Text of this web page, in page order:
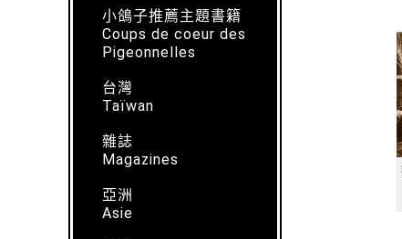
小鴿子推薦主題書籍
Coups de coeur des
Pigeonnelles
台灣
Taïwan
雜誌
Magazines
亞洲
Asie